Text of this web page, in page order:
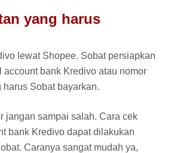
yang harus
lewat Shopee. Sobat persiapkan
account bank Kredivo atau nomor
Sobat bayarkan.
jangan sampai salah. Cara cek
bank Kredivo dapat dilakukan
Caranya sangat mudah ya,